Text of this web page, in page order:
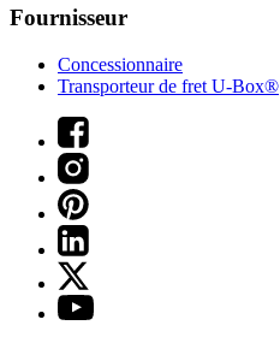
Fournisseur
Concessionnaire
Transporteur de fret U-Box®